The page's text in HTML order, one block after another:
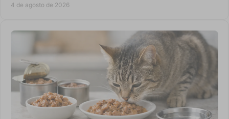
4 de agosto de 2026